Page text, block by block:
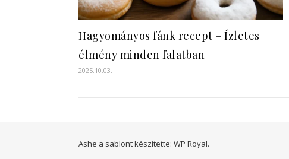
Hagyományos fánk recept – Ízletes
élmény minden falatban
2025.10.03.
Ashe a sablont készítette: WP Royal.